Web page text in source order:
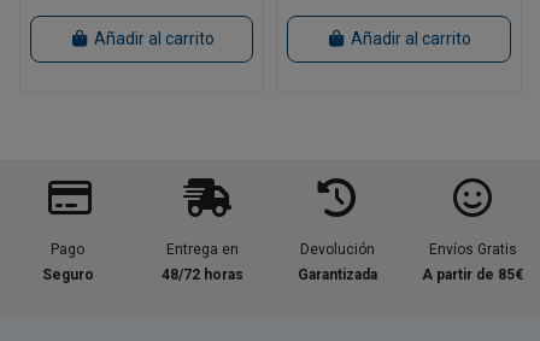
Añadir al carrito Añadir al carrito
Pago
Seguro
Entrega en
48/72 horas
Devolución
Garantizada
Envíos Gratis
A partir de 85€